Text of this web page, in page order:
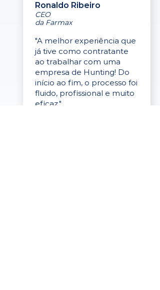
Ronaldo Ribeiro
CEO
da Farmax
"A melhor experiência que
já tive como contratante
ao trabalhar com uma
empresa de Hunting! Do
início ao fim, o processo foi
fluido, profissional e muito
eficaz."